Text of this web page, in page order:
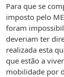
Para que se
imposto pelo
foram
deveriam ter
realizada esta
que estão a
mobilidade por